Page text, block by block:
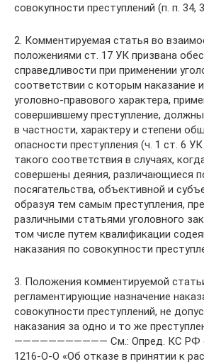
совокупности преступлений (п. п. 34,
2. Комментируемая статья во
положениями ст. 17 УК призвана
справедливости при применении
соответствии с которым наказание
уголовно-правового характера,
совершившему преступление,
в частности, характеру и степени
опасности преступления (ч. 1 ст. 6
такого соответствия в случаях,
совершены деяния, различающиеся
посягательства, объективной и
образуя тем самым преступления,
различными статьями уголовного
том числе путем квалификации
наказания по совокупности
3. Положения комментируемой
регламентирующие назначение
совокупности преступлений, не
наказания за одно и то же
——————————— См.: Опред. КС РФ
1216-О-О «Об отказе в принятии к